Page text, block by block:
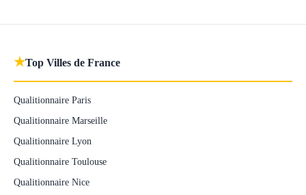
★Top Villes de France
Qualitionnaire Paris
Qualitionnaire Marseille
Qualitionnaire Lyon
Qualitionnaire Toulouse
Qualitionnaire Nice